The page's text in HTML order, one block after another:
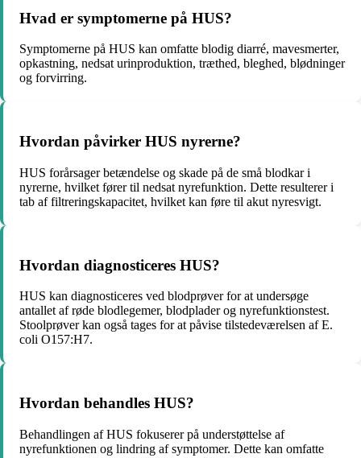
Hvad er symptomerne på HUS?
Symptomerne på HUS kan omfatte blodig diarré, mavesmerter,
opkastning, nedsat urinproduktion, træthed, bleghed, blødninger
og forvirring.
Hvordan påvirker HUS nyrerne?
HUS forårsager betændelse og skade på de små blodkar i
nyrerne, hvilket fører til nedsat nyrefunktion. Dette resulterer i
tab af filtreringskapacitet, hvilket kan føre til akut nyresvigt.
Hvordan diagnosticeres HUS?
HUS kan diagnosticeres ved blodprøver for at undersøge
antallet af røde blodlegemer, blodplader og nyrefunktionstest.
Stoolprøver kan også tages for at påvise tilstedeværelsen af E.
coli O157:H7.
Hvordan behandles HUS?
Behandlingen af HUS fokuserer på understøttelse af
nyrefunktionen og lindring af symptomer. Dette kan omfatte